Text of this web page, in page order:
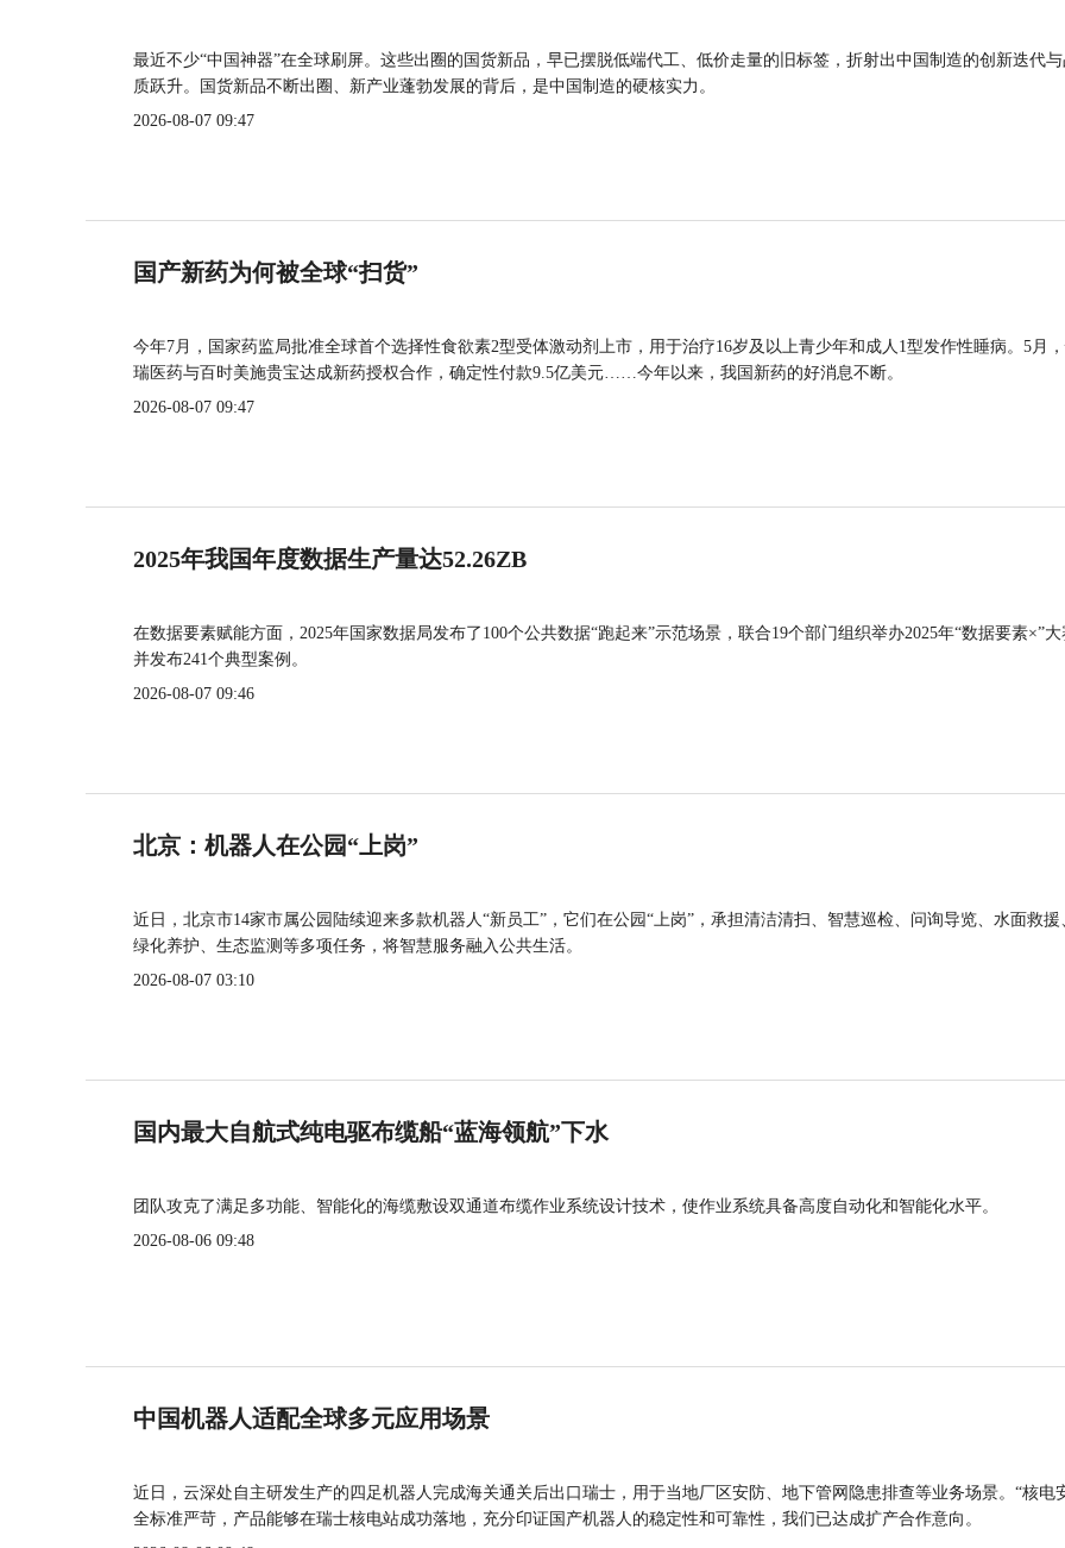
最近不少“中国神器”在全球刷屏。这些出圈的国货新品，早已摆脱低端代工、低价走量的旧标签，折射出中国制造的创新迭代
质跃升。国货新品不断出圈、新产业蓬勃发展的背后，是中国制造的硬核实力。
2026-08-07 09:47
国产新药为何被全球“扫货”
今年7月，国家药监局批准全球首个选择性食欲素2型受体激动剂上市，用于治疗16岁及以上青少年和成人1型发作性睡病。5月
瑞医药与百时美施贵宝达成新药授权合作，确定性付款9.5亿美元……今年以来，我国新药的好消息不断。
2026-08-07 09:47
2025年我国年度数据生产量达52.26ZB
在数据要素赋能方面，2025年国家数据局发布了100个公共数据“跑起来”示范场景，联合19个部门组织举办2025年“数据要素×”大
并发布241个典型案例。
2026-08-07 09:46
北京：机器人在公园“上岗”
近日，北京市14家市属公园陆续迎来多款机器人“新员工”，它们在公园“上岗”，承担清洁清扫、智慧巡检、问询导览、水面救援
绿化养护、生态监测等多项任务，将智慧服务融入公共生活。
2026-08-07 03:10
国内最大自航式纯电驱布缆船“蓝海领航”下水
团队攻克了满足多功能、智能化的海缆敷设双通道布缆作业系统设计技术，使作业系统具备高度自动化和智能化水平。
2026-08-06 09:48
中国机器人适配全球多元应用场景
近日，云深处自主研发生产的四足机器人完成海关通关后出口瑞士，用于当地厂区安防、地下管网隐患排查等业务场景。“核电
全标准严苛，产品能够在瑞士核电站成功落地，充分印证国产机器人的稳定性和可靠性，我们已达成扩产合作意向。